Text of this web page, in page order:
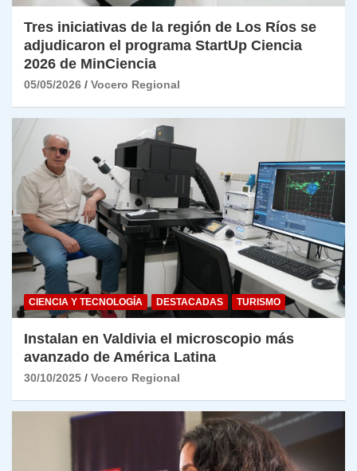
Tres iniciativas de la región de Los Ríos se
adjudicaron el programa StartUp Ciencia
2026 de MinCiencia
05/05/2026 Vocero Regional
CIENCIA Y TECNOLOGÍA DESTACADAS TURISMO
Instalan en Valdivia el microscopio más
avanzado de América Latina
30/10/2025 Vocero Regional